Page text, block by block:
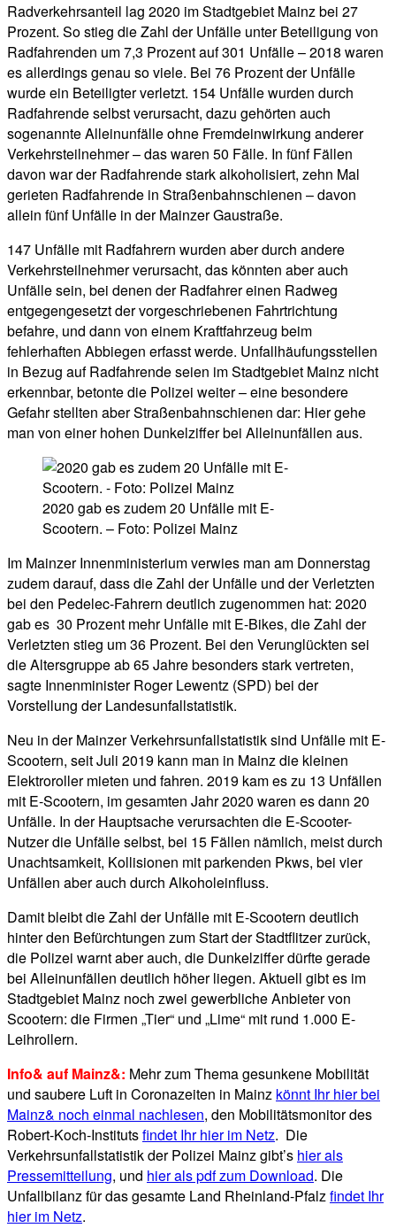
Radverkehrsanteil lag 2020 im Stadtgebiet Mainz bei 27
Prozent. So stieg die Zahl der Unfälle unter Beteiligung von
Radfahrenden um 7,3 Prozent auf 301 Unfälle – 2018 waren
es allerdings genau so viele. Bei 76 Prozent der Unfälle
wurde ein Beteiligter verletzt. 154 Unfälle wurden durch
Radfahrende selbst verursacht, dazu gehörten auch
sogenannte Alleinunfälle ohne Fremdeinwirkung anderer
Verkehrsteilnehmer – das waren 50 Fälle. In fünf Fällen
davon war der Radfahrende stark alkoholisiert, zehn Mal
gerieten Radfahrende in Straßenbahnschienen – davon
allein fünf Unfälle in der Mainzer Gaustraße.
147 Unfälle mit Radfahrern wurden aber durch andere
Verkehrsteilnehmer verursacht, das könnten aber auch
Unfälle sein, bei denen der Radfahrer einen Radweg
entgegengesetzt der vorgeschriebenen Fahrtrichtung
befahre, und dann von einem Kraftfahrzeug beim
fehlerhaften Abbiegen erfasst werde. Unfallhäufungsstellen
in Bezug auf Radfahrende seien im Stadtgebiet Mainz nicht
erkennbar, betonte die Polizei weiter – eine besondere
Gefahr stellten aber Straßenbahnschienen dar: Hier gehe
man von einer hohen Dunkelziffer bei Alleinunfällen aus.
2020 gab es zudem 20 Unfälle mit E-
Scootern. – Foto: Polizei Mainz
Im Mainzer Innenministerium verwies man am Donnerstag
zudem darauf, dass die Zahl der Unfälle und der Verletzten
bei den Pedelec-Fahrern deutlich zugenommen hat: 2020
gab es 30 Prozent mehr Unfälle mit E-Bikes, die Zahl der
Verletzten stieg um 36 Prozent. Bei den Verunglückten sei
die Altersgruppe ab 65 Jahre besonders stark vertreten,
sagte Innenminister Roger Lewentz (SPD) bei der
Vorstellung der Landesunfallstatistik.
Neu in der Mainzer Verkehrsunfallstatistik sind Unfälle mit E-
Scootern, seit Juli 2019 kann man in Mainz die kleinen
Elektroroller mieten und fahren. 2019 kam es zu 13 Unfällen
mit E-Scootern, im gesamten Jahr 2020 waren es dann 20
Unfälle. In der Hauptsache verursachten die E-Scooter-
Nutzer die Unfälle selbst, bei 15 Fällen nämlich, meist durch
Unachtsamkeit, Kollisionen mit parkenden Pkws, bei vier
Unfällen aber auch durch Alkoholeinfluss.
Damit bleibt die Zahl der Unfälle mit E-Scootern deutlich
hinter den Befürchtungen zum Start der Stadtflitzer zurück,
die Polizei warnt aber auch, die Dunkelziffer dürfte gerade
bei Alleinunfällen deutlich höher liegen. Aktuell gibt es im
Stadtgebiet Mainz noch zwei gewerbliche Anbieter von
Scootern: die Firmen „Tier“ und „Lime“ mit rund 1.000 E-
Leihrollern.
Info& auf Mainz&: Mehr zum Thema gesunkene Mobilität
und saubere Luft in Coronazeiten in Mainz könnt Ihr hier bei
Mainz& noch einmal nachlesen, den Mobilitätsmonitor des
Robert-Koch-Institutsfindet Ihr hier im Netz. Die
Verkehrsunfallstatistik der Polizei Mainz gibt’s hier als
Pressemitteilung, und hier als pdf zum Download. Die
Unfallbilanz für das gesamte Land Rheinland-Pfalzfindet Ihr
hier im Netz.